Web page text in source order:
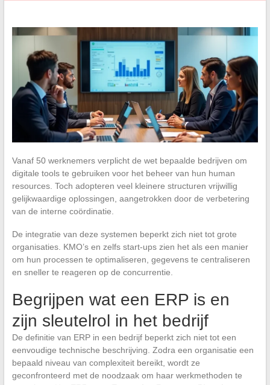
Vanaf 50 werknemers verplicht de wet bepaalde bedrijven om
digitale tools te gebruiken voor het beheer van hun human
resources. Toch adopteren veel kleinere structuren vrijwillig
gelijkwaardige oplossingen, aangetrokken door de verbetering
van de interne coördinatie.
De integratie van deze systemen beperkt zich niet tot grote
organisaties. KMO’s en zelfs start-ups zien het als een manier
om hun processen te optimaliseren, gegevens te centraliseren
en sneller te reageren op de concurrentie.
Begrijpen wat een ERP is en
zijn sleutelrol in het bedrijf
De definitie van ERP in een bedrijf beperkt zich niet tot een
eenvoudige technische beschrijving. Zodra een organisatie een
bepaald niveau van complexiteit bereikt, wordt ze
geconfronteerd met de noodzaak om haar werkmethoden te